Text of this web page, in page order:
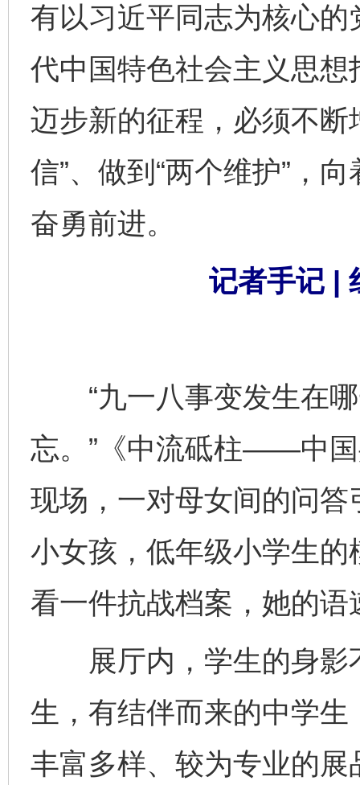
有以习近平同志为核心
代中国特色社会主义思
迈步新的征程，必须不断
信”、做到“两个维护”，
奋勇前进。
记者手记 |
“九一八事变发生在哪
忘。”《中流砥柱——中
现场，一对母女间的问
小女孩，低年级小学生
看一件抗战档案，她的
展厅内，学生的身影
生，有结伴而来的中学
丰富多样、较为专业的